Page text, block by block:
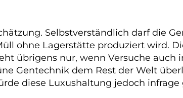
Selbstverständlich darf die
ohne Lagerstätte produziert wird.
übrigens nur, wenn Versuche
Gentechnik dem Rest der Welt
diese Luxushaltung jedoch infrage